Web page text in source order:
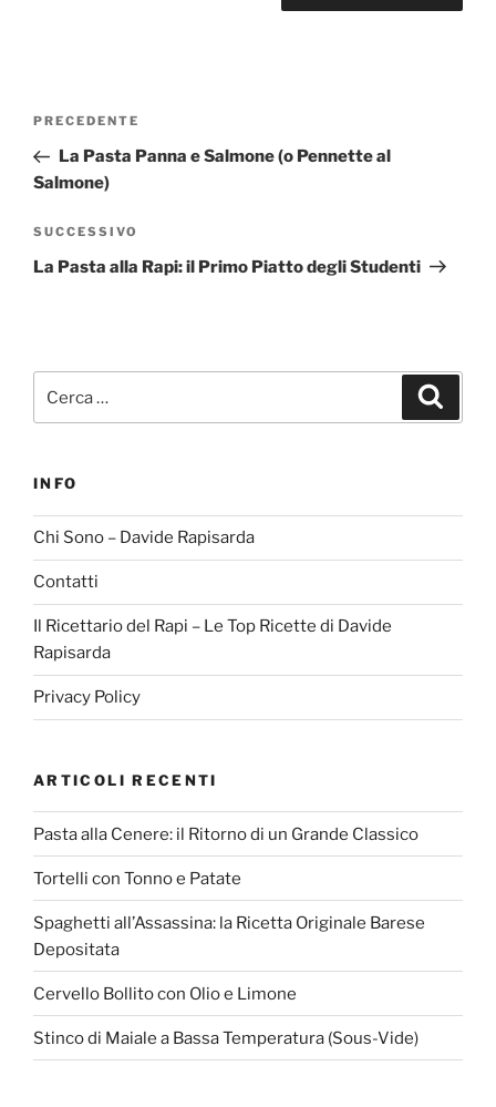
Navigazione
Articolo
precedente:
PRECEDENTE
La Pasta Panna e Salmone (o Pennette al
Salmone)
Articolo
successivo
SUCCESSIVO
La Pasta alla Rapi: il Primo Piatto degli Studenti
INFO
Chi Sono – Davide Rapisarda
Contatti
Il Ricettario del Rapi – Le Top Ricette di Davide
Rapisarda
Privacy Policy
ARTICOLI RECENTI
Pasta alla Cenere: il Ritorno di un Grande Classico
Tortelli con Tonno e Patate
Spaghetti all’Assassina: la Ricetta Originale Barese
Depositata
Cervello Bollito con Olio e Limone
Stinco di Maiale a Bassa Temperatura (Sous-Vide)